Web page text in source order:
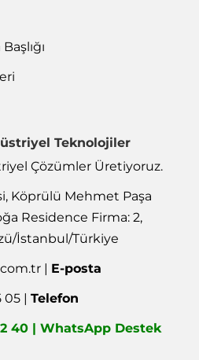
Çözümler Üretiyoruz.
Köprülü Mehmet Paşa
Residence Firma: 2,
İstanbul/Türkiye
E-posta
05 | Telefon
40 | WhatsApp Destek